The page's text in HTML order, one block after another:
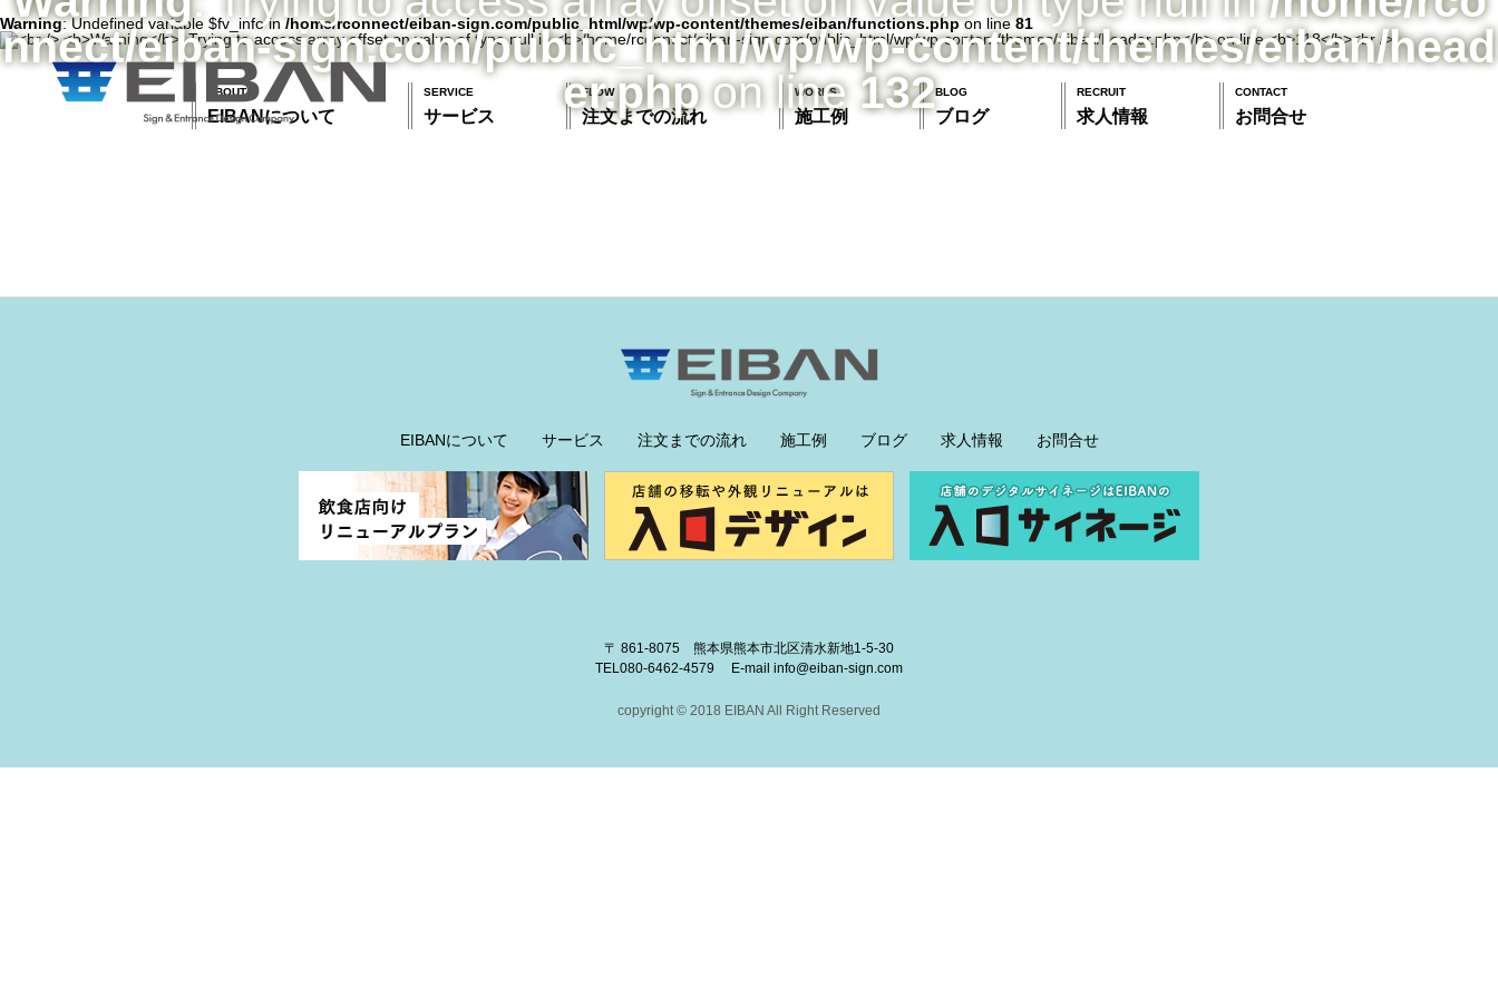
Warning: Undefined variable $fv_info in/home/rconnect/eiban-sign.com/public_html/wp/wp-content/themes/eiban/functions.phpon line81
nnect/eiban-sign.com/public_html/wp/wp-content/themes/eiban/head
er.phpon line 132
ABOUT
EIBANについて
SERVICE
サービス
FLOW
注文までの流れ
WORKS
施工例
BLOG
ブログ
RECRUIT
求人情報
CONTACT
お問合せ
EIBANについて サービス 注文までの流れ 施工例 ブログ 求人情報 お問合せ
〒 861-8075 熊本県熊本市北区清水新地1-5-30
TEL 080-6462-4579 E-mail info@eiban-sign.com
copyright © 2018 EIBAN All Right Reserved